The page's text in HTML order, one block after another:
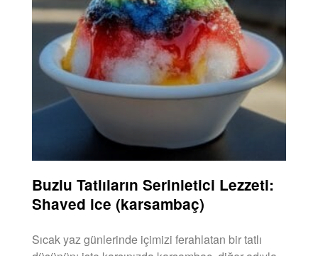
Buzlu Tatlıların Serinletici Lezzeti:
Shaved ice (karsambaç)
Sıcak yaz günlerinde içimizi ferahlatan bir tatlı